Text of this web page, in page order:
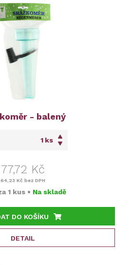
- balený
ks
77,72 Kč
64,23 Kč bez DPH
1 kus • Na skladě
DO KOŠÍKU
DETAIL